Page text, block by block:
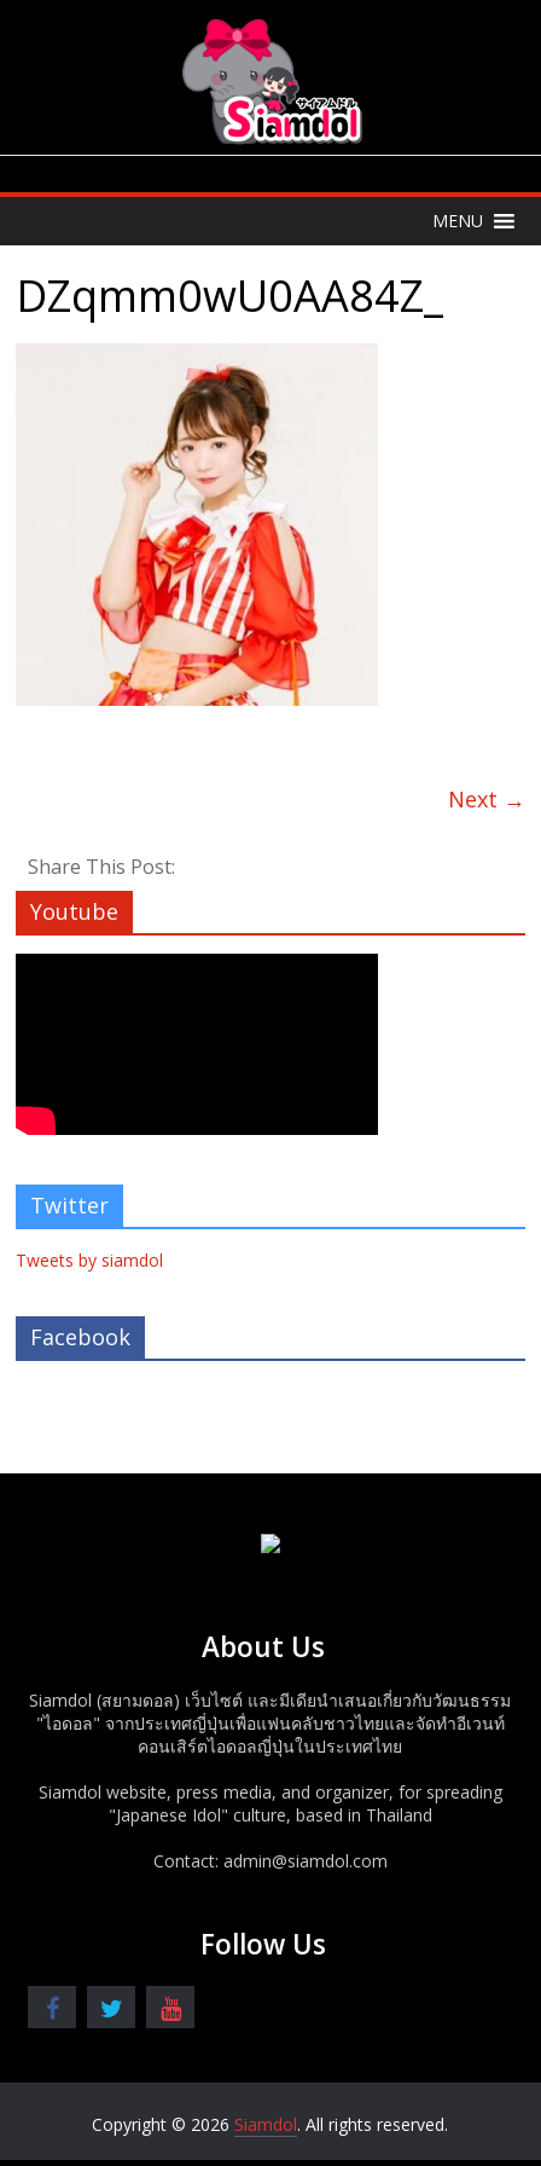
MENU
DZqmm0wU0AA84Z_
Next →
Share This Post:
Youtube
Twitter
Tweets by siamdol
Facebook
About Us
Siamdol (สยามดอล) เว็บไซต์ และมีเดียนำเสนอเกี่ยวกับวัฒนธรรม
"ไอดอล" จากประเทศญี่ปุ่นเพื่อแฟนคลับชาวไทยและจัดทำอีเวนท์
คอนเสิร์ตไอดอลญี่ปุ่นในประเทศไทย
Siamdol website, press media, and organizer, for spreading
"Japanese Idol" culture, based in Thailand
Contact: admin@siamdol.com
Follow Us
Copyright © 2026 Siamdol. All rights reserved.